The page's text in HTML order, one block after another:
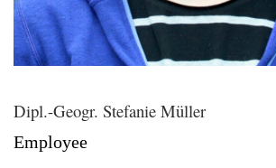
Dipl.-Geogr. Stefanie Müller
Employee